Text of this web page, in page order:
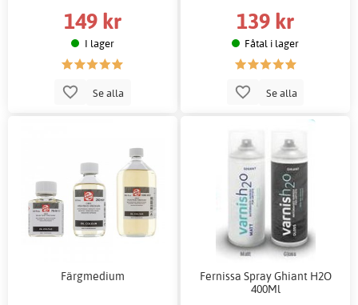
149 kr
I lager
Se alla
139 kr
Fåtal i lager
Se alla
Färgmedium
Fernissa Spray Ghiant H2O
400Ml